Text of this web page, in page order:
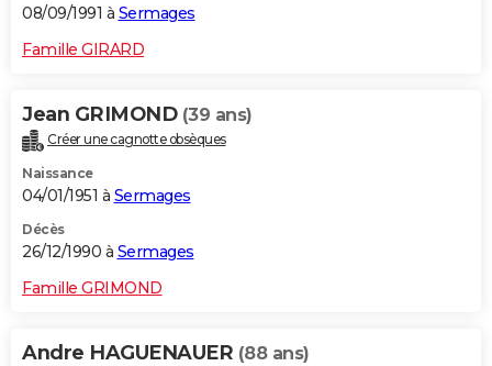
08/09/1991 à Sermages
Famille GIRARD
Jean GRIMOND (39 ans)
Créer une cagnotte obsèques
Naissance
04/01/1951 à Sermages
Décès
26/12/1990 à Sermages
Famille GRIMOND
Andre HAGUENAUER (88 ans)